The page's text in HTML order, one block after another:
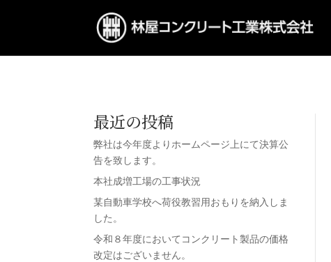
最近の投稿
弊社は今年度よりホームページ上にて決算公
告を致します。
本社成増工場の工事状況
某自動車学校へ荷役教習用おもりを納入しま
した。
令和８年度においてコンクリート製品の価格
改定はございません。